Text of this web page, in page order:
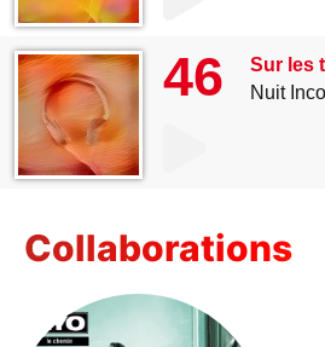
46
Sur les
Nuit
Collaborations